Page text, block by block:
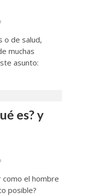
o de salud,
muchas
asunto:
es? y
el hombre
posible?